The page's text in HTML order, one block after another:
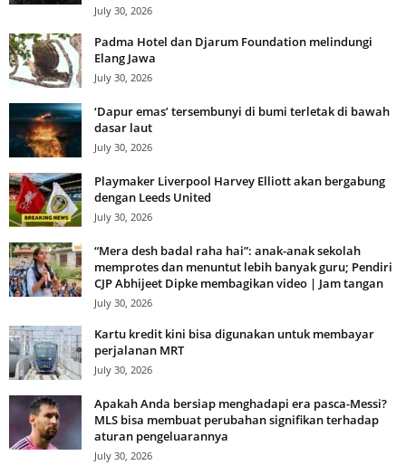
July 30, 2026
Padma Hotel dan Djarum Foundation melindungi
Elang Jawa
July 30, 2026
‘Dapur emas’ tersembunyi di bumi terletak di bawah
dasar laut
July 30, 2026
Playmaker Liverpool Harvey Elliott akan bergabung
dengan Leeds United
July 30, 2026
“Mera desh badal raha hai”: anak-anak sekolah
memprotes dan menuntut lebih banyak guru; Pendiri
CJP Abhijeet Dipke membagikan video | Jam tangan
July 30, 2026
Kartu kredit kini bisa digunakan untuk membayar
perjalanan MRT
July 30, 2026
Apakah Anda bersiap menghadapi era pasca-Messi?
MLS bisa membuat perubahan signifikan terhadap
aturan pengeluarannya
July 30, 2026